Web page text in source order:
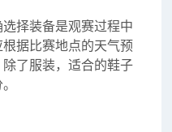
择装备是观赛过程中
据比赛地点的天气预
了服装，适合的鞋子